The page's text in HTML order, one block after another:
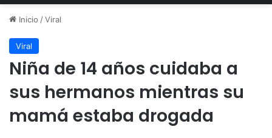
Inicio /Viral
Viral
Niña de 14 años cuidaba a
sus hermanos mientras su
mamá estaba drogada